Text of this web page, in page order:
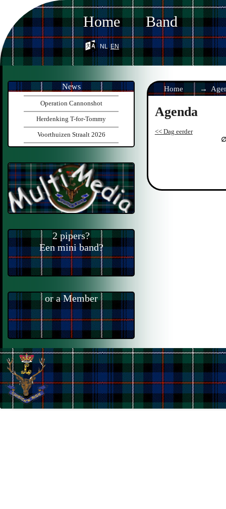
Home Band
nl en
Home
Agenda
<< Dag eerder
News
Operation Cannonshot
Herdenking T-for-Tommy
Voorthuizen Straalt 2026
2 pipers?
Een mini band?
or a Member